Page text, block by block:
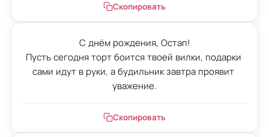
Скопировать
С днём рождения, Остап!
Пусть сегодня торт боится твоей вилки, подарки
сами идут в руки, а будильник завтра проявит
уважение.
Скопировать